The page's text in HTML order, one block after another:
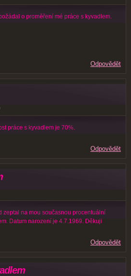
o proměření mé práce s kyvadlem.
Odpovědět
práce s kyvadlem je 70%.
Odpovědět
zeptal na mou současnou procentuální
Datum narození je 4.7.1969. Děkuji
Odpovědět